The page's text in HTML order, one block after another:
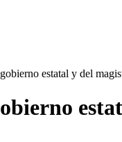
estatal y del